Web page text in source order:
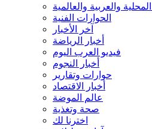
المحلية والعربية والعالمية
الحوارات الفنية
آخر الأخبار
أخبار الرياضة
فيديو العرب اليوم
أخبار النجوم
حوارات وتقارير
أخبار الاقتصاد
عالم الموضة
صحة وتغذية
اخترنا لك